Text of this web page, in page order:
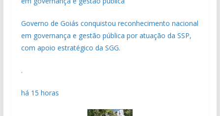
Governo de Goiás conquistou reconhecimento nacional
em governança e gestão pública por atuação da SSP,
com apoio estratégico da SGG.
.
há 15 horas